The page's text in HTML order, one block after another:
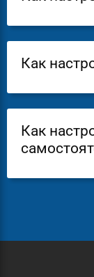
Как
Как